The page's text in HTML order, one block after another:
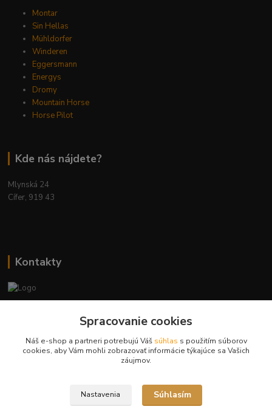
Montar
Sin Hellas
Mühldorfer
Winderen
Eggersmann
Energys
Dromy
Mountain Horse
Horse Pilot
Kde nás nájdete?
Mlynská 24
Cífer, 919 43
Kontakty
+421 944 394 715
info@krmivamirima.sk
Spracovanie cookies
Náš e-shop a partneri potrebujú Váš súhlas s použitím súborov
cookies, aby Vám mohli zobrazovať informácie týkajúce sa Vašich
záujmov.
Nastavenia Súhlasím